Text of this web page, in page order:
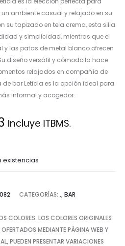
ambiente casual y relajado en su
su tapizado en tela crema, esta silla
y simplicidad, mientras que el
y las patas de metal blanco ofrecen
diseño versátil y cómodo la hace
relajados en compañía de
bar Leticia es la opción ideal para
informal y acogedor.
Incluye ITBMS.
existencias
CATEGORÍAS: ., BAR
COLORES. LOS COLORES ORIGINALES
MEDIANTE PÁGINA WEB Y
PUEDEN PRESENTAR VARIACIONES